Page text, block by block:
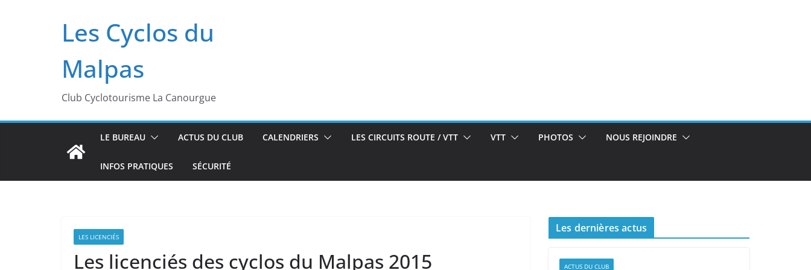
Les Cyclos du
Malpas
Club Cyclotourisme La Canourgue
LE BUREAU ACTUS DU CLUB CALENDRIERS LES CIRCUITS ROUTE / VTT VTT PHOTOS NOUS REJOINDRE
INFOS PRATIQUES SÉCURITÉ
LES LICENCIÉS
Les licenciés des cyclos du Malpas 2015
Les dernières actus
ACTUS DU CLUB